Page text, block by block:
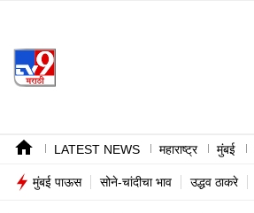
LATEST NEWS महाराष्ट्र मुंबई
मुंबई पाऊस सोने-चांदीचा भाव उद्धव ठाकरे